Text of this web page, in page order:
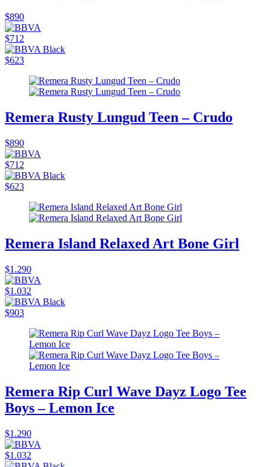
$890
$712
$623
Remera Rusty Lungud Teen – Crudo
$890
$712
$623
Remera Island Relaxed Art Bone Girl
$1.290
$1.032
$903
Remera Rip Curl Wave Dayz Logo Tee
Boys – Lemon Ice
$1.290
$1.032